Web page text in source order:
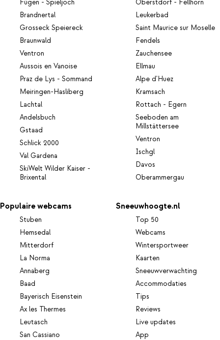
Fügen - Spieljoch
Brandnertal
Grosseck Speiereck
Braunwald
Ventron
Aussois en Vanoise
Praz de Lys - Sommand
Meiringen-Hasliberg
Lachtal
Andelsbuch
Gstaad
Schlick 2000
Val Gardena
SkiWelt Wilder Kaiser -
Brixental
Oberstdorf - Fellhorn
Leukerbad
Saint Maurice sur Moselle
Fendels
Zauchensee
Ellmau
Alpe d'Huez
Kramsach
Rottach - Egern
Seeboden am
Millstättersee
Ventron
Ischgl
Davos
Oberammergau
Populaire webcams
Stuben
Hemsedal
Mitterdorf
La Norma
Annaberg
Baad
Bayerisch Eisenstein
Ax les Thermes
Leutasch
San Cassiano
Sneeuwhoogte.nl
Top 50
Webcams
Wintersportweer
Kaarten
Sneeuwverwachting
Accommodaties
Tips
Reviews
Live updates
App